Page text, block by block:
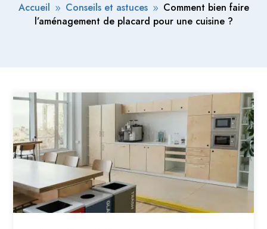
Accueil 9 Conseils et astuces 9
Comment bien faire
l’aménagement de placard pour une cuisine ?